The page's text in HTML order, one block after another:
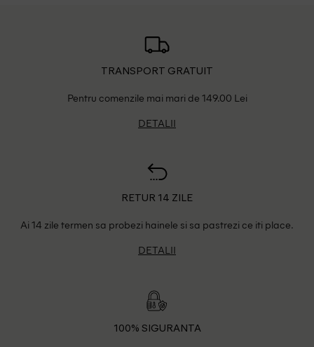
TRANSPORT GRATUIT
Pentru comenzile mai mari de 149.00 Lei
DETALII
RETUR 14 ZILE
Ai 14 zile termen sa probezi hainele si sa pastrezi ce iti place.
DETALII
100% SIGURANTA